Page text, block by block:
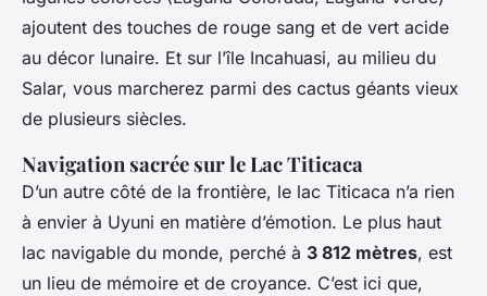
ajoutent des touches de rouge sang et de vert acide
au décor lunaire. Et sur l’île Incahuasi, au milieu du
Salar, vous marcherez parmi des cactus géants vieux
de plusieurs siècles.
Navigation sacrée sur le Lac Titicaca
D’un autre côté de la frontière, le lac Titicaca n’a rien
à envier à Uyuni en matière d’émotion. Le plus haut
lac navigable du monde, perché à 3 812 mètres, est
un lieu de mémoire et de croyance. C’est ici que,